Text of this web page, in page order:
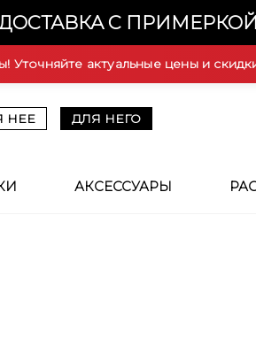
С
Уточняйте актуальные цены и
НЕЕ ДЛЯ НЕГО
АКСЕССУАРЫ